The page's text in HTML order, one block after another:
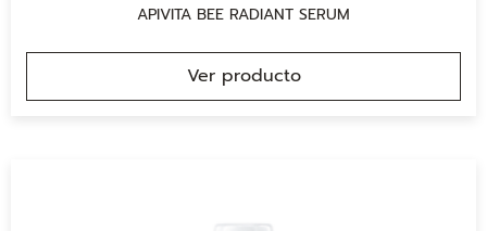
APIVITA BEE RADIANT SERUM
Ver producto